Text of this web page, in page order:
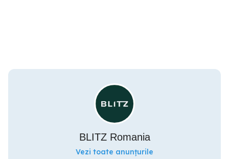
BLITZ Romania
Vezi toate anunțurile